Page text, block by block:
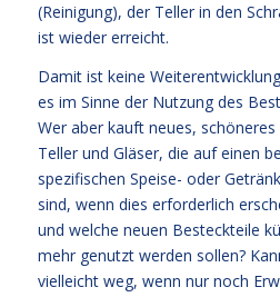
(Reinigung), der Teller in den
ist wieder erreicht.
Damit ist keine
es im Sinne der Nutzung des
Wer aber kauft neues,
Teller und Gläser, die auf einen
spezifischen Speise- oder
sind, wenn dies erforderlich
und welche neuen Besteckteile
mehr genutzt werden sollen?
vielleicht weg, wenn nur noch